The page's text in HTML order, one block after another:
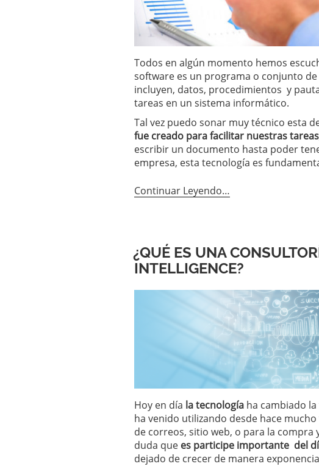
Todos en algún momento hemos
software es un programa o conjunto
incluyen, datos, procedimientos y
tareas en un sistema informático.
Tal vez puedo sonar muy técnico esta
fue creado para facilitar nuestras
escribir un documento hasta poder
empresa, esta tecnología es
Continuar Leyendo…
¿QUÉ ES UNA
INTELLIGENCE?
Hoy en día la tecnología ha cambiado
ha venido utilizando desde hace
de correos, sitio web, o para la compra
duda que es participe importante del
dejado de crecer de manera